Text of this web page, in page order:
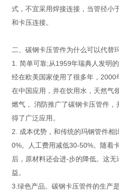
式，不宜采用焊接连接，当管径小
和卡压连接。
二、碳钢卡压管件为什么可以代替
1. 简单可靠;从1959年瑞典人发明
经在欧美国家使用了很多年，
在中国应用，并在饮用水，天然气
燃气， 消防推广了碳钢卡压管件
得了广泛应用。
2. 成本优势，和传统的玛钢管件相
0%。人工费用减低30-50%。随着
后，原材料还会进-步的降低。这
益。
3.绿色产品。碳钢卡压管件的生产